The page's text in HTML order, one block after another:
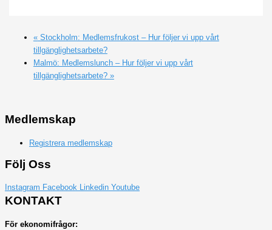
«Stockholm: Medlemsfrukost – Hur följer vi upp vårt
tillgänglighetsarbete?
Malmö: Medlemslunch – Hur följer vi upp vårt
tillgänglighetsarbete? »
Medlemskap
Registrera medlemskap
Följ Oss
Instagram Facebook Linkedin Youtube
KONTAKT
För ekonomifrågor: